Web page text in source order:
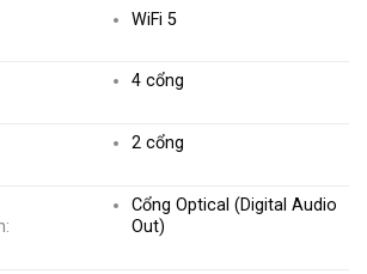
WiFi 5
4 cổng
2 cổng
Cổng Optical (Digital Audio
Out)